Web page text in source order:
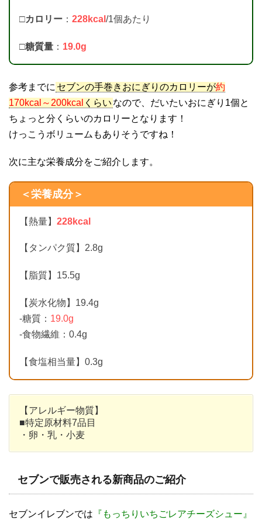
□カロリー ： 228kcal /1個あたり
□糖質量 ： 19.0g
参考までに セブンの手巻きおにぎりのカロリーが約
170kcal～200kcal くらい なので、だいたいおにぎり1個と
ちょっと分くらいのカロリーとなります！
けっこうボリュームもありそうですね！
次に主な栄養成分をご紹介します。
＜栄養成分＞
【熱量】 228kcal
【タンパク質】2.8g
【脂質】15.5g
【炭水化物】19.4g
-糖質： 19.0g
-食物繊維：0.4g
【食塩相当量】0.3g
【アレルギー物質】
■特定原材料7品目
・卵・乳・小麦
セブンで販売される新商品のご紹介
セブンイレブンでは 『もっちりいちごレアチーズシュー』